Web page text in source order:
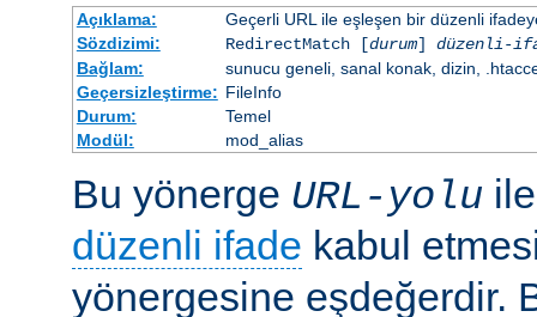
Açıklama:
Geçerli URL ile eşleşen bir düzenli
Sözdizimi:
RedirectMatch [durum] düzenli-
Bağlam:
sunucu geneli, sanal konak, dizin,
Geçersizleştirme: FileInfo
Durum:
Temel
Modül:
mod_alias
Bu yönerge URL-yolu
düzenli ifade kabul
yönergesine eşdeğerdir.